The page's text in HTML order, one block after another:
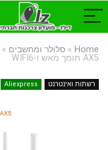
Home
» סלולר ומחשבים »
AX5 תומך מאש ו-WIFI6
רשתות ואינטרנט Aliexpress